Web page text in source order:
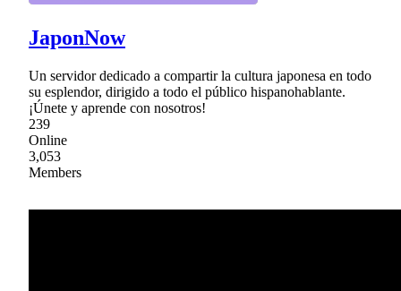
JaponNow
Un servidor dedicado a compartir la cultura japonesa en todo
su esplendor, dirigido a todo el público hispanohablante.
¡Únete y aprende con nosotros!
239
Online
3,053
Members